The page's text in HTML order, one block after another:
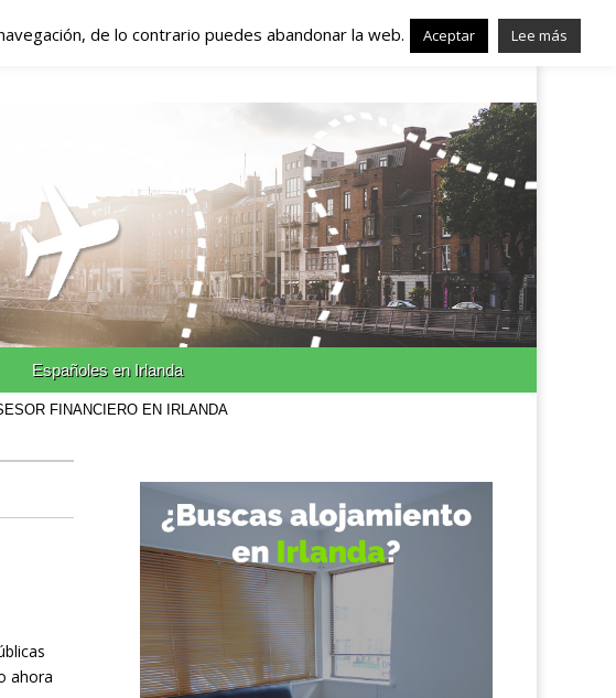
– Trabajo en
Españoles en Irlanda
FINANCIERO EN IRLANDA
ahora
de lo contrario puedes abandonar la web. Aceptar Lee más